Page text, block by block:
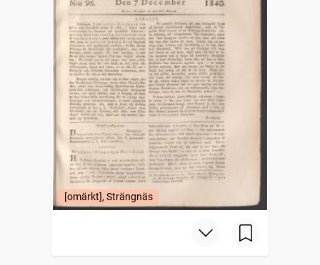
[omärkt], Strängnäs